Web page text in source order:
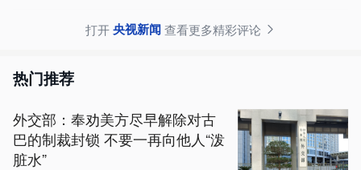
打开央视新闻查看更多精彩评论
热门推荐
外交部：奉劝美方尽早解除对古
巴的制裁封锁 不要一再向他人“泼
脏水”